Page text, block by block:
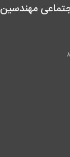
مهندسین 808